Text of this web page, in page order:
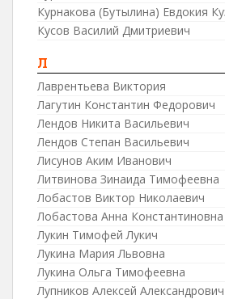
Курнакова (Бутылина) Евдокия
Кусов Василий Дмитриевич
Л
Лаврентьева Виктория
Лагутин Константин Федорович
Лендов Никита Васильевич
Лендов Степан Васильевич
Лисунов Аким Иванович
Литвинова Зинаида Тимофеевна
Лобастов Виктор Николаевич
Лобастова Анна Константиновна
Лукин Тимофей Лукич
Лукина Мария Львовна
Лукина Ольга Тимофеевна
Лупников Алексей Александрович